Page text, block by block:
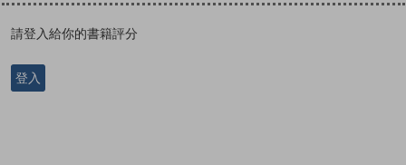
請登入給你的書籍評分
登入